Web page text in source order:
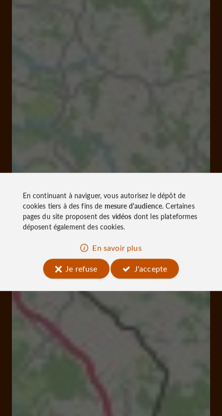
En continuant à naviguer, vous autorisez le dépôt de
cookies tiers à des fins de mesure d'audience. Certaines
pages du site proposent des vidéos dont les plateformes
déposent également des cookies.
En savoir plus
Je refuse
J'accepte